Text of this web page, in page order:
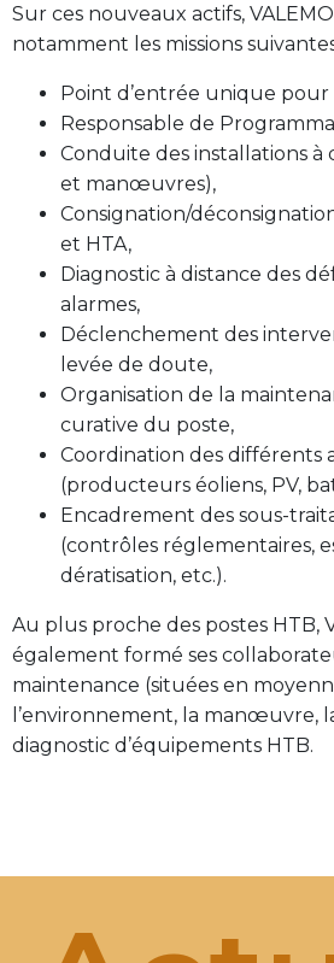
Sur ces nouveaux actifs,
notamment les missions
Point d’entrée unique pour
Responsable de
Conduite des installations à
et manœuvres),
Consignation/
et HTA,
Diagnostic à distance des
alarmes,
Déclenchement des
levée de doute,
Organisation de la
curative du poste,
Coordination des différents
(producteurs éoliens, PV,
Encadrement des sous-
(contrôles réglementaires,
dératisation, etc.).
Au plus proche des postes HTB,
également formé ses
maintenance (situées en
l’environnement, la manœuvre,
diagnostic d’équipements HTB.